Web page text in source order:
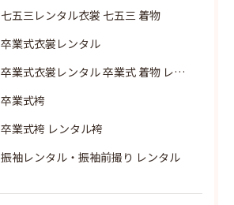
七五三レンタル衣裳 七五三 着物
卒業式衣裳レンタル
卒業式衣裳レンタル 卒業式 着物 レンタル
卒業式袴
卒業式袴 レンタル袴
振袖レンタル・振袖前撮り レンタル